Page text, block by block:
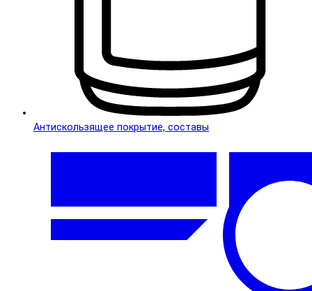
Антискользящее покрытие, составы